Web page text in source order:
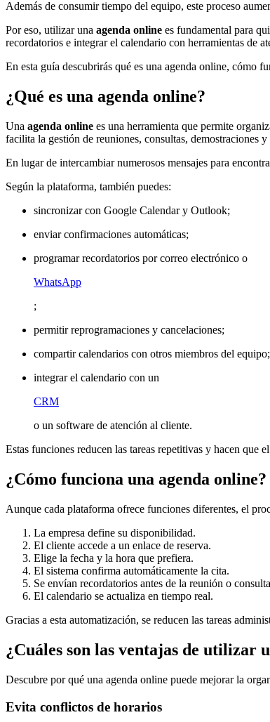
Además de consumir tiempo del equipo, este proceso
Por eso, utilizar una agenda online es fundamental para
recordatorios e integrar el calendario con herramientas de
En esta guía descubrirás qué es una agenda online, cómo
¿Qué es una agenda online?
Una agenda online es una herramienta que permite
facilita la gestión de reuniones, consultas, demostraciones
En lugar de intercambiar numerosos mensajes para
Según la plataforma, también puedes:
sincronizar con Google Calendar y Outlook;
enviar confirmaciones automáticas;
programar recordatorios por correo electrónico o
WhatsApp
;
permitir reprogramaciones y cancelaciones;
compartir calendarios con otros miembros del equipo;
integrar el calendario con un
CRM
o un software de atención al cliente.
Estas funciones reducen las tareas repetitivas y hacen que
¿Cómo funciona una agenda online?
Aunque cada plataforma ofrece funciones diferentes, el
La empresa define su disponibilidad.
El cliente accede a un enlace de reserva.
Elige la fecha y la hora que prefiera.
El sistema confirma automáticamente la cita.
Se envían recordatorios antes de la reunión o
El calendario se actualiza en tiempo real.
Gracias a esta automatización, se reducen las tareas
¿Cuáles son las ventajas de utilizar
Descubre por qué una agenda online puede mejorar la
Evita conflictos de horarios